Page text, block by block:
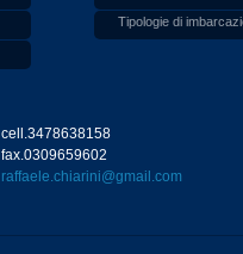
Tipologie di
cell.3478638158
fax.0309659602
raffaele.chiarini@gmail.com